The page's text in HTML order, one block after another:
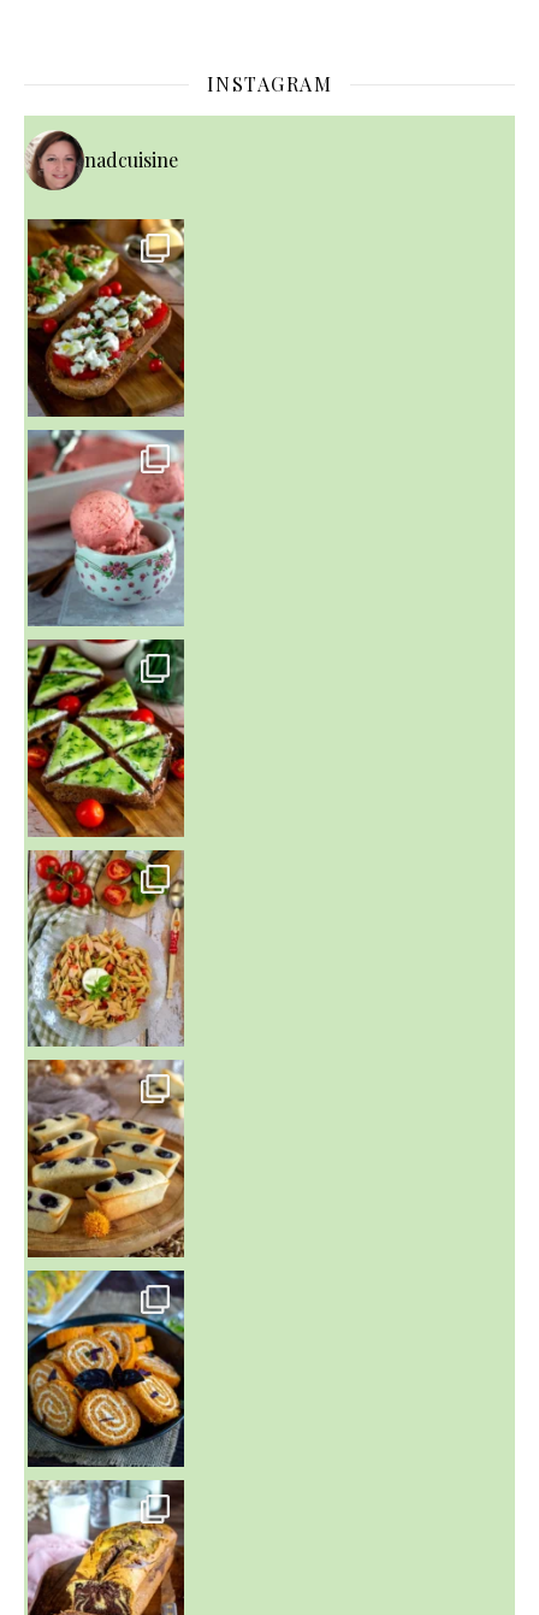
INSTAGRAM
nadcuisine
~ NICE CREAM À LA FRAISE ~
Presque un mois que
~ SALADE DE PÂTES AUX DEUX TOMATES THON ET BURRA
~ FINANCIERS MYRTILLES ET CITRON ~
Aujourd'hu